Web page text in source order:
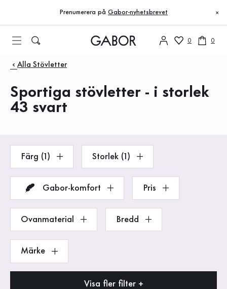
Till innehållsförteckning
Till huvudnavigation
Prenumerera på Gabor-nyhetsbrevet ×
0 0
Produkter
Alla Stövletter
Sportiga stövletter - i storlek
43 svart
Färg (1) Storlek (1)
Gabor-komfort Pris
Ovanmaterial Bredd
Märke
Visa fler filter +